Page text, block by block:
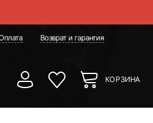
Возврат и гарантия
КОРЗИНА